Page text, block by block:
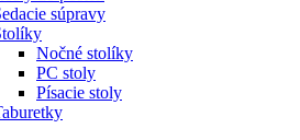
súpravy
Nočné stolíky
PC stoly
Písacie stoly